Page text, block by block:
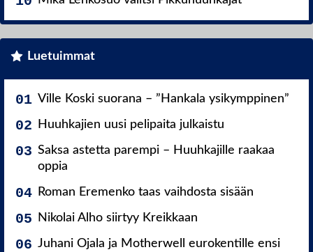
Luetuimmat
Ville Koski suorana – ”Hankala ysikymppinen”
Huuhkajien uusi pelipaita julkaistu
Saksa astetta parempi – Huuhkajille raakaa
oppia
Roman Eremenko taas vaihdosta sisään
Nikolai Alho siirtyy Kreikkaan
Juhani Ojala ja Motherwell eurokentille ensi